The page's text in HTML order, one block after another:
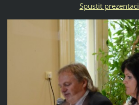
Spustit prezentaci